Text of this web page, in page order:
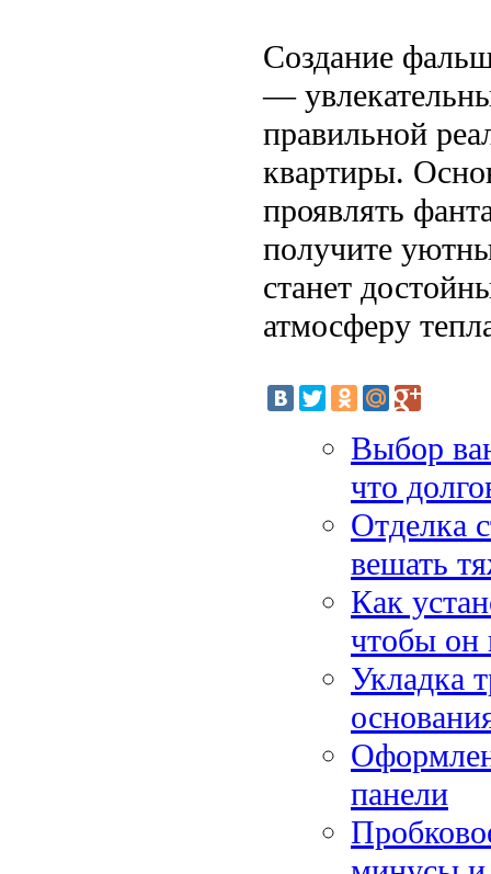
Создание
—
правильной
квартиры.
проявлять
получите
станет
атмосферу
Выбор
что
Отделка
вешать
Как
чтобы он
Укладка
панели